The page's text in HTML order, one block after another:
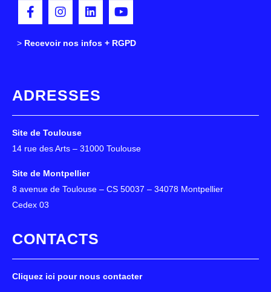
> Recevoir nos infos + RGPD
ADRESSES
Site de Toulouse
14 rue des Arts – 31000 Toulouse
Site de Montpellier
8 avenue de Toulouse – CS 50037 – 34078 Montpellier
Cedex 03
CONTACTS
Cliquez ici pour nous contacter